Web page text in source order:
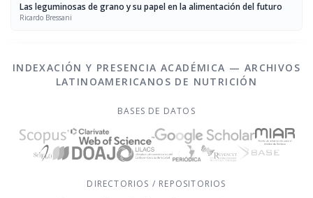
Las leguminosas de grano y su papel en la alimentación del futuro
Ricardo Bressani
INDEXACIÓN Y PRESENCIA ACADÉMICA — ARCHIVOS
LATINOAMERICANOS DE NUTRICIÓN
BASES DE DATOS
DIRECTORIOS / REPOSITORIOS